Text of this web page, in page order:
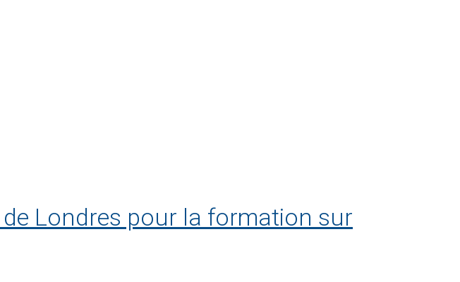
de Londres pour la formation sur